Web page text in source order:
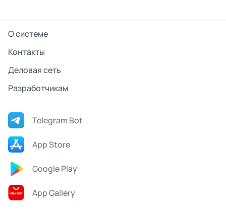
О системе
Контакты
Деловая сеть
Разработчикам
Telegram Bot
App Store
Google Play
App Gallery